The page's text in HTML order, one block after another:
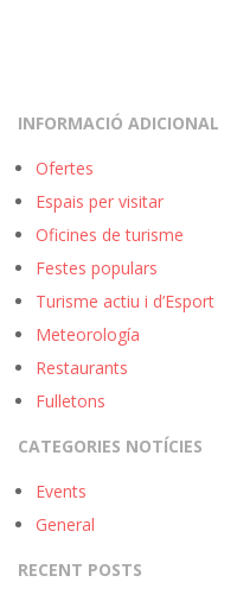
INFORMACIÓ ADICIONAL
Ofertes
Espais per visitar
Oficines de turisme
Festes populars
Turisme actiu i d’Esport
Meteorología
Restaurants
Fulletons
CATEGORIES NOTÍCIES
Events
General
RECENT POSTS